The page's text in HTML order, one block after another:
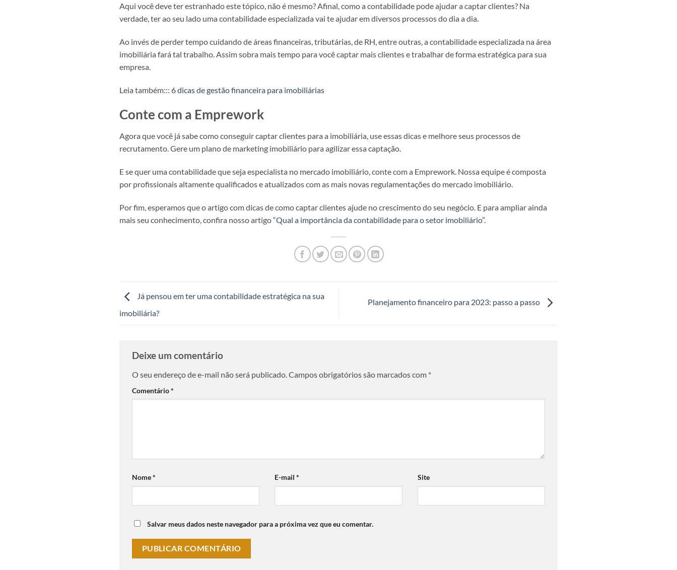
Aqui você deve ter estranhado este tópico, não é mesmo? Afinal, como a contabilidade pode ajudar a captar clientes? Na
verdade, ter ao seu lado uma contabilidade especializada vai te ajudar em diversos processos do dia a dia.
Ao invés de perder tempo cuidando de áreas financeiras, tributárias, de RH, entre outras, a contabilidade especializada na área
imobiliária fará tal trabalho. Assim sobra mais tempo para você captar mais clientes e trabalhar de forma estratégica para sua
empresa.
Leia também::: 6 dicas de gestão financeira para imobiliárias
Conte com a Emprework
Agora que você já sabe como conseguir captar clientes para a imobiliária, use essas dicas e melhore seus processos de
recrutamento. Gere um plano de marketing imobiliário para agilizar essa captação.
E se quer uma contabilidade que seja especialista no mercado imobiliário, conte com a Emprework. Nossa equipe é composta
por profissionais altamente qualificados e atualizados com as mais novas regulamentações do mercado imobiliário.
Por fim, esperamos que o artigo com dicas de como captar clientes ajude no crescimento do seu negócio. E para ampliar ainda
mais seu conhecimento, confira nosso artigo “Qual a importância da contabilidade para o setor imobiliário”.
Já pensou em ter uma contabilidade estratégica na sua
imobiliária?
Planejamento financeiro para 2023: passo a passo
Deixe um comentário
O seu endereço de e-mail não será publicado. Campos obrigatórios são marcados com *
Comentário*
Nome* E-mail* Site
Salvar meus dados neste navegador para a próxima vez que eu comentar.